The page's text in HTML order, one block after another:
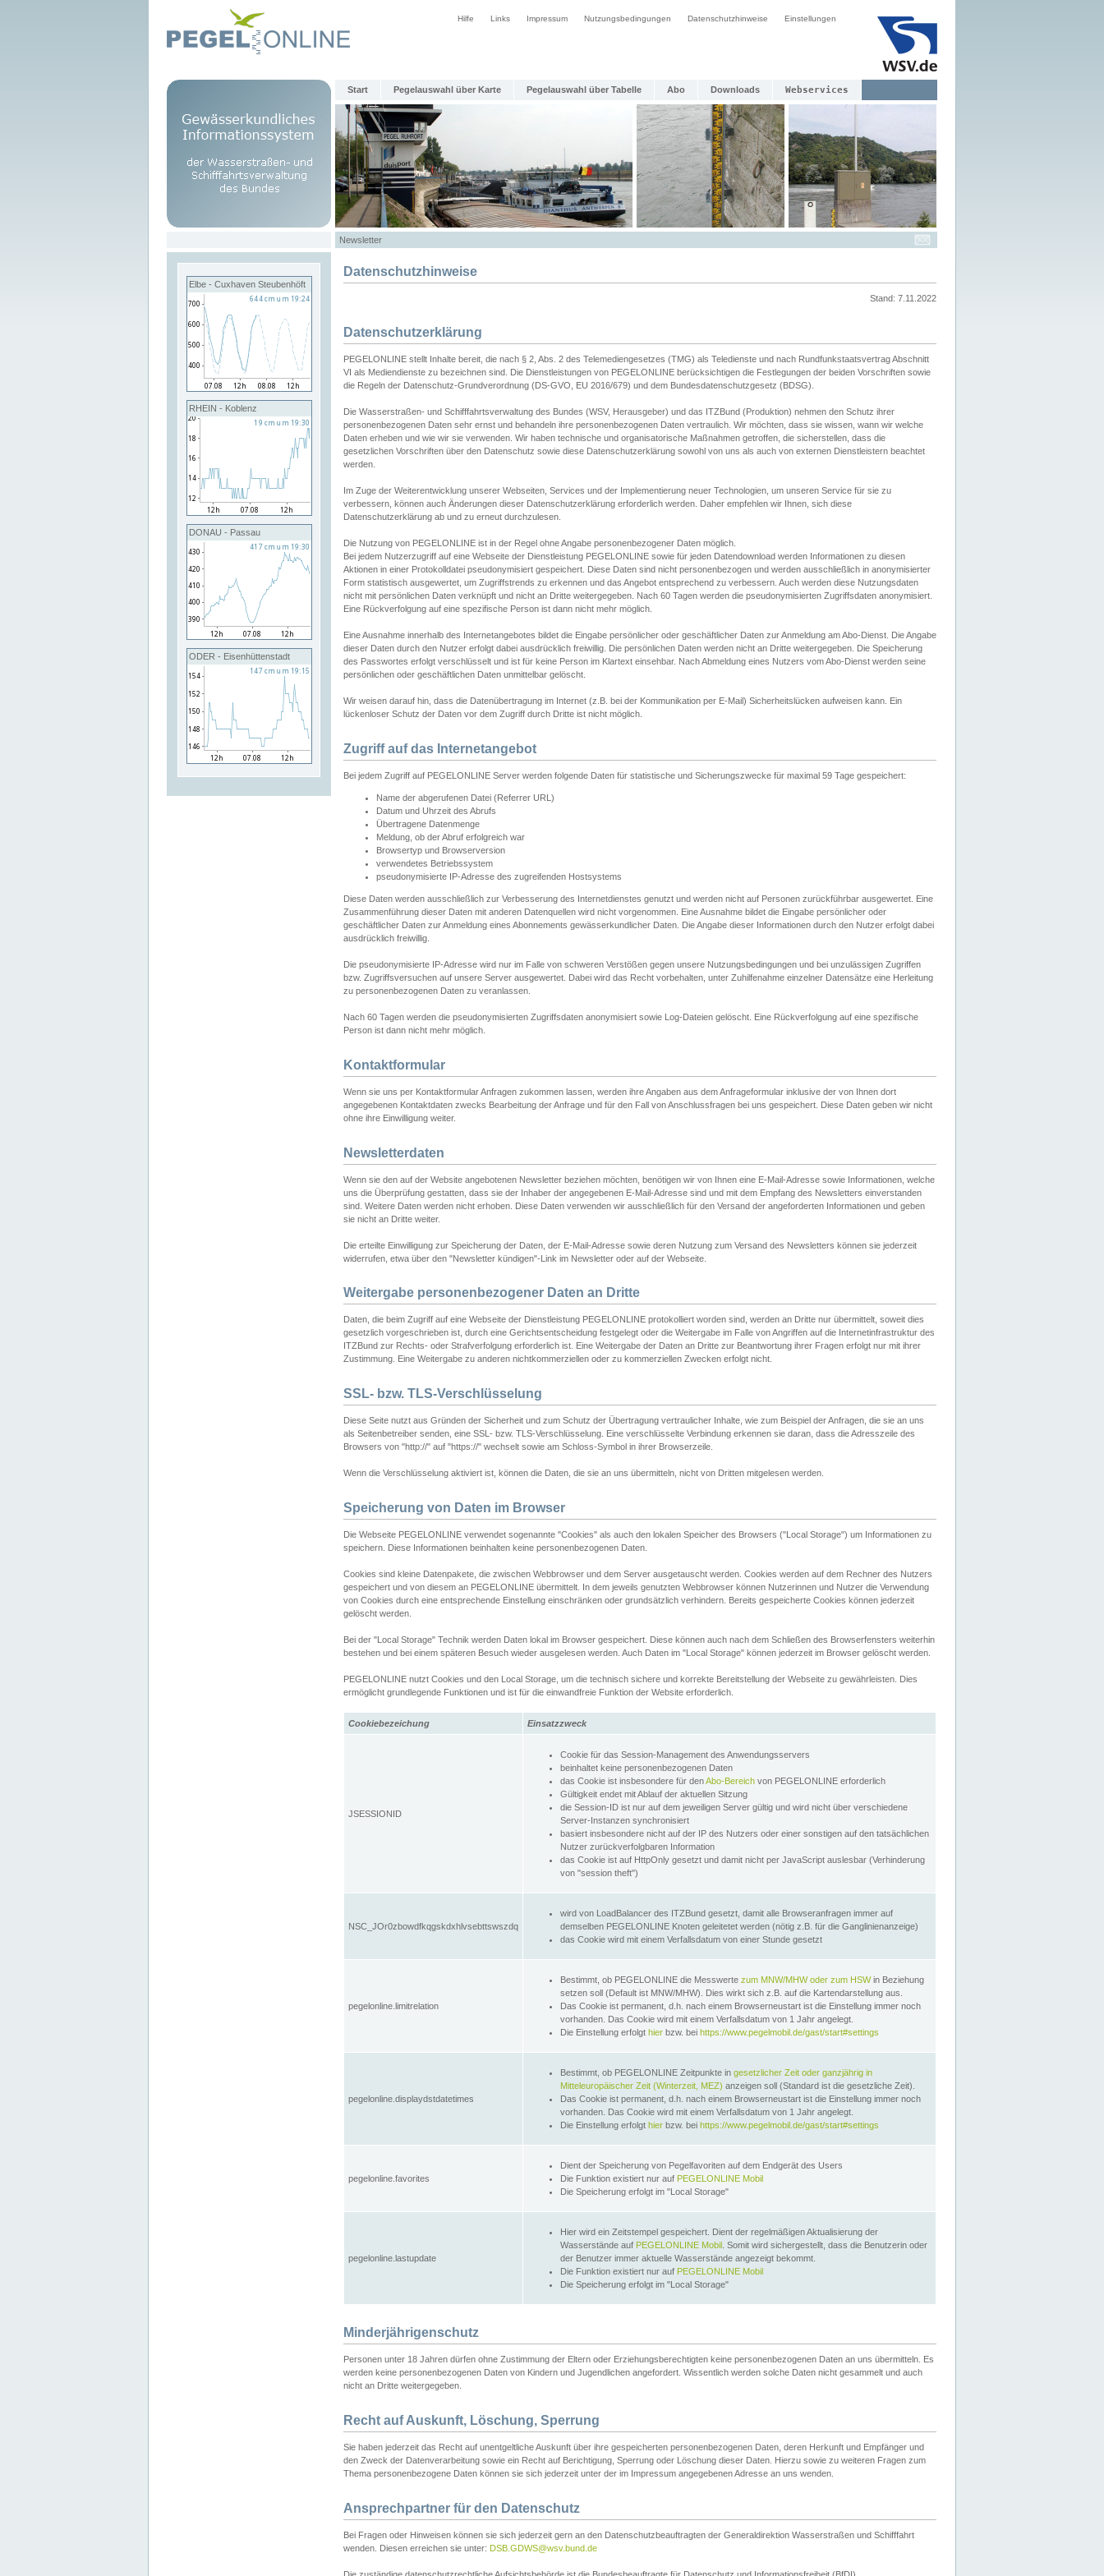
Hilfe Links Impressum Nutzungsbedingungen Datenschutzhinweise Einstellungen
Start Pegelauswahl über Karte Pegelauswahl über Tabelle Abo Downloads Webservices
Newsletter
Elbe - Cuxhaven Steubenhöft
RHEIN - Koblenz
DONAU - Passau
ODER - Eisenhüttenstadt
Datenschutzhinweise
Stand: 7.11.2022
Datenschutzerklärung
PEGELONLINE stellt Inhalte bereit, die nach § 2, Abs. 2 des Telemediengesetzes (TMG) als Teledienste und nach Rundfunkstaatsvertrag Abschnitt
VI als Mediendienste zu bezeichnen sind. Die Dienstleistungen von PEGELONLINE berücksichtigen die Festlegungen der beiden Vorschriften sowie
die Regeln der Datenschutz-Grundverordnung (DS-GVO, EU 2016/679) und dem Bundesdatenschutzgesetz (BDSG).
Die Wasserstraßen- und Schifffahrtsverwaltung des Bundes (WSV, Herausgeber) und das ITZBund (Produktion) nehmen den Schutz ihrer
personenbezogenen Daten sehr ernst und behandeln ihre personenbezogenen Daten vertraulich. Wir möchten, dass sie wissen, wann wir welche
Daten erheben und wie wir sie verwenden. Wir haben technische und organisatorische Maßnahmen getroffen, die sicherstellen, dass die
gesetzlichen Vorschriften über den Datenschutz sowie diese Datenschutzerklärung sowohl von uns als auch von externen Dienstleistern beachtet
werden.
Im Zuge der Weiterentwicklung unserer Webseiten, Services und der Implementierung neuer Technologien, um unseren Service für sie zu
verbessern, können auch Änderungen dieser Datenschutzerklärung erforderlich werden. Daher empfehlen wir Ihnen, sich diese
Datenschutzerklärung ab und zu erneut durchzulesen.
Die Nutzung von PEGELONLINE ist in der Regel ohne Angabe personenbezogener Daten möglich.
Bei jedem Nutzerzugriff auf eine Webseite der Dienstleistung PEGELONLINE sowie für jeden Datendownload werden Informationen zu diesen
Aktionen in einer Protokolldatei pseudonymisiert gespeichert. Diese Daten sind nicht personenbezogen und werden ausschließlich in anonymisierter
Form statistisch ausgewertet, um Zugriffstrends zu erkennen und das Angebot entsprechend zu verbessern. Auch werden diese Nutzungsdaten
nicht mit persönlichen Daten verknüpft und nicht an Dritte weitergegeben. Nach 60 Tagen werden die pseudonymisierten Zugriffsdaten anonymisiert.
Eine Rückverfolgung auf eine spezifische Person ist dann nicht mehr möglich.
Eine Ausnahme innerhalb des Internetangebotes bildet die Eingabe persönlicher oder geschäftlicher Daten zur Anmeldung am Abo-Dienst. Die Angabe
dieser Daten durch den Nutzer erfolgt dabei ausdrücklich freiwillig. Die persönlichen Daten werden nicht an Dritte weitergegeben. Die Speicherung
des Passwortes erfolgt verschlüsselt und ist für keine Person im Klartext einsehbar. Nach Abmeldung eines Nutzers vom Abo-Dienst werden seine
persönlichen oder geschäftlichen Daten unmittelbar gelöscht.
Wir weisen darauf hin, dass die Datenübertragung im Internet (z.B. bei der Kommunikation per E-Mail) Sicherheitslücken aufweisen kann. Ein
lückenloser Schutz der Daten vor dem Zugriff durch Dritte ist nicht möglich.
Zugriff auf das Internetangebot
Bei jedem Zugriff auf PEGELONLINE Server werden folgende Daten für statistische und Sicherungszwecke für maximal 59 Tage gespeichert:
Name der abgerufenen Datei (Referrer URL)
Datum und Uhrzeit des Abrufs
Übertragene Datenmenge
Meldung, ob der Abruf erfolgreich war
Browsertyp und Browserversion
verwendetes Betriebssystem
pseudonymisierte IP-Adresse des zugreifenden Hostsystems
Diese Daten werden ausschließlich zur Verbesserung des Internetdienstes genutzt und werden nicht auf Personen zurückführbar ausgewertet. Eine
Zusammenführung dieser Daten mit anderen Datenquellen wird nicht vorgenommen. Eine Ausnahme bildet die Eingabe persönlicher oder
geschäftlicher Daten zur Anmeldung eines Abonnements gewässerkundlicher Daten. Die Angabe dieser Informationen durch den Nutzer erfolgt dabei
ausdrücklich freiwillig.
Die pseudonymisierte IP-Adresse wird nur im Falle von schweren Verstößen gegen unsere Nutzungsbedingungen und bei unzulässigen Zugriffen
bzw. Zugriffsversuchen auf unsere Server ausgewertet. Dabei wird das Recht vorbehalten, unter Zuhilfenahme einzelner Datensätze eine Herleitung
zu personenbezogenen Daten zu veranlassen.
Nach 60 Tagen werden die pseudonymisierten Zugriffsdaten anonymisiert sowie Log-Dateien gelöscht. Eine Rückverfolgung auf eine spezifische
Person ist dann nicht mehr möglich.
Kontaktformular
Wenn sie uns per Kontaktformular Anfragen zukommen lassen, werden ihre Angaben aus dem Anfrageformular inklusive der von Ihnen dort
angegebenen Kontaktdaten zwecks Bearbeitung der Anfrage und für den Fall von Anschlussfragen bei uns gespeichert. Diese Daten geben wir nicht
ohne ihre Einwilligung weiter.
Newsletterdaten
Wenn sie den auf der Website angebotenen Newsletter beziehen möchten, benötigen wir von Ihnen eine E-Mail-Adresse sowie Informationen, welche
uns die Überprüfung gestatten, dass sie der Inhaber der angegebenen E-Mail-Adresse sind und mit dem Empfang des Newsletters einverstanden
sind. Weitere Daten werden nicht erhoben. Diese Daten verwenden wir ausschließlich für den Versand der angeforderten Informationen und geben
sie nicht an Dritte weiter.
Die erteilte Einwilligung zur Speicherung der Daten, der E-Mail-Adresse sowie deren Nutzung zum Versand des Newsletters können sie jederzeit
widerrufen, etwa über den "Newsletter kündigen"-Link im Newsletter oder auf der Webseite.
Weitergabe personenbezogener Daten an Dritte
Daten, die beim Zugriff auf eine Webseite der Dienstleistung PEGELONLINE protokolliert worden sind, werden an Dritte nur übermittelt, soweit dies
gesetzlich vorgeschrieben ist, durch eine Gerichtsentscheidung festgelegt oder die Weitergabe im Falle von Angriffen auf die Internetinfrastruktur des
ITZBund zur Rechts- oder Strafverfolgung erforderlich ist. Eine Weitergabe der Daten an Dritte zur Beantwortung ihrer Fragen erfolgt nur mit ihrer
Zustimmung. Eine Weitergabe zu anderen nichtkommerziellen oder zu kommerziellen Zwecken erfolgt nicht.
SSL- bzw. TLS-Verschlüsselung
Diese Seite nutzt aus Gründen der Sicherheit und zum Schutz der Übertragung vertraulicher Inhalte, wie zum Beispiel der Anfragen, die sie an uns
als Seitenbetreiber senden, eine SSL- bzw. TLS-Verschlüsselung. Eine verschlüsselte Verbindung erkennen sie daran, dass die Adresszeile des
Browsers von "http://" auf "https://" wechselt sowie am Schloss-Symbol in ihrer Browserzeile.
Wenn die Verschlüsselung aktiviert ist, können die Daten, die sie an uns übermitteln, nicht von Dritten mitgelesen werden.
Speicherung von Daten im Browser
Die Webseite PEGELONLINE verwendet sogenannte "Cookies" als auch den lokalen Speicher des Browsers ("Local Storage") um Informationen zu
speichern. Diese Informationen beinhalten keine personenbezogenen Daten.
Cookies sind kleine Datenpakete, die zwischen Webbrowser und dem Server ausgetauscht werden. Cookies werden auf dem Rechner des Nutzers
gespeichert und von diesem an PEGELONLINE übermittelt. In dem jeweils genutzten Webbrowser können Nutzerinnen und Nutzer die Verwendung
von Cookies durch eine entsprechende Einstellung einschränken oder grundsätzlich verhindern. Bereits gespeicherte Cookies können jederzeit
gelöscht werden.
Bei der "Local Storage" Technik werden Daten lokal im Browser gespeichert. Diese können auch nach dem Schließen des Browserfensters weiterhin
bestehen und bei einem späteren Besuch wieder ausgelesen werden. Auch Daten im "Local Storage" können jederzeit im Browser gelöscht werden.
PEGELONLINE nutzt Cookies und den Local Storage, um die technisch sichere und korrekte Bereitstellung der Webseite zu gewährleisten. Dies
ermöglicht grundlegende Funktionen und ist für die einwandfreie Funktion der Website erforderlich.
Cookiebezeichung Einsatzzweck
JSESSIONID
Cookie für das Session-Management des Anwendungsservers
beinhaltet keine personenbezogenen Daten
das Cookie ist insbesondere für denAbo-Bereich von PEGELONLINE erforderlich
Gültigkeit endet mit Ablauf der aktuellen Sitzung
die Session-ID ist nur auf dem jeweiligen Server gültig und wird nicht über verschiedene
Server-Instanzen synchronisiert
basiert insbesondere nicht auf der IP des Nutzers oder einer sonstigen auf den tatsächlichen
Nutzer zurückverfolgbaren Information
das Cookie ist auf HttpOnly gesetzt und damit nicht per JavaScript auslesbar (Verhinderung
von "session theft")
NSC_JOr0zbowdfkqgskdxhlvsebttswszdq
wird von LoadBalancer des ITZBund gesetzt, damit alle Browseranfragen immer auf
demselben PEGELONLINE Knoten geleitetet werden (nötig z.B. für die Ganglinienanzeige)
das Cookie wird mit einem Verfallsdatum von einer Stunde gesetzt
pegelonline.limitrelation
Bestimmt, ob PEGELONLINE die Messwerte zum MNW/MHW oder zum HSWin Beziehung
setzen soll (Default ist MNW/MHW). Dies wirkt sich z.B. auf die Kartendarstellung aus.
Das Cookie ist permanent, d.h. nach einem Browserneustart ist die Einstellung immer noch
vorhanden. Das Cookie wird mit einem Verfallsdatum von 1 Jahr angelegt.
Die Einstellung erfolgt hier bzw. bei https://www.pegelmobil.de/gast/start#settings
pegelonline.displaydstdatetimes
Bestimmt, ob PEGELONLINE Zeitpunkte in gesetzlicher Zeit oder ganzjährig in
Mitteleuropäischer Zeit (Winterzeit, MEZ) anzeigen soll (Standard ist die gesetzliche Zeit).
Das Cookie ist permanent, d.h. nach einem Browserneustart ist die Einstellung immer noch
vorhanden. Das Cookie wird mit einem Verfallsdatum von 1 Jahr angelegt.
Die Einstellung erfolgt hier bzw. bei https://www.pegelmobil.de/gast/start#settings
pegelonline.favorites
Dient der Speicherung von Pegelfavoriten auf dem Endgerät des Users
Die Funktion existiert nur auf PEGELONLINE Mobil
Die Speicherung erfolgt im "Local Storage"
pegelonline.lastupdate
Hier wird ein Zeitstempel gespeichert. Dient der regelmäßigen Aktualisierung der
Wasserstände auf PEGELONLINE Mobil . Somit wird sichergestellt, dass die Benutzerin oder
der Benutzer immer aktuelle Wasserstände angezeigt bekommt.
Die Funktion existiert nur auf PEGELONLINE Mobil
Die Speicherung erfolgt im "Local Storage"
Minderjährigenschutz
Personen unter 18 Jahren dürfen ohne Zustimmung der Eltern oder Erziehungsberechtigten keine personenbezogenen Daten an uns übermitteln. Es
werden keine personenbezogenen Daten von Kindern und Jugendlichen angefordert. Wissentlich werden solche Daten nicht gesammelt und auch
nicht an Dritte weitergegeben.
Recht auf Auskunft, Löschung, Sperrung
Sie haben jederzeit das Recht auf unentgeltliche Auskunft über ihre gespeicherten personenbezogenen Daten, deren Herkunft und Empfänger und
den Zweck der Datenverarbeitung sowie ein Recht auf Berichtigung, Sperrung oder Löschung dieser Daten. Hierzu sowie zu weiteren Fragen zum
Thema personenbezogene Daten können sie sich jederzeit unter der im Impressum angegebenen Adresse an uns wenden.
Ansprechpartner für den Datenschutz
Bei Fragen oder Hinweisen können sie sich jederzeit gern an den Datenschutzbeauftragten der Generaldirektion Wasserstraßen und Schifffahrt
wenden. Diesen erreichen sie unter: DSB.GDWS@wsv.bund.de